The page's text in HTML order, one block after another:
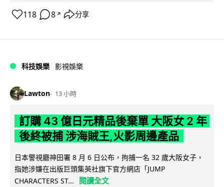
118 8 ↗ 分享
科技娛樂 影視娛樂
Lawton 13 小時
訂購 43 億日元精品後棄單 大阪女 2 年
後終被捕 涉海賊王,火影周邊產品
日本警視廳神田署 8 月 6 日公布，拘捕一名 32 歲大阪女子，
指她涉嫌在出版巨頭集英社旗下官方網店「JUMP
CHARACTERS ST...
閱讀全文